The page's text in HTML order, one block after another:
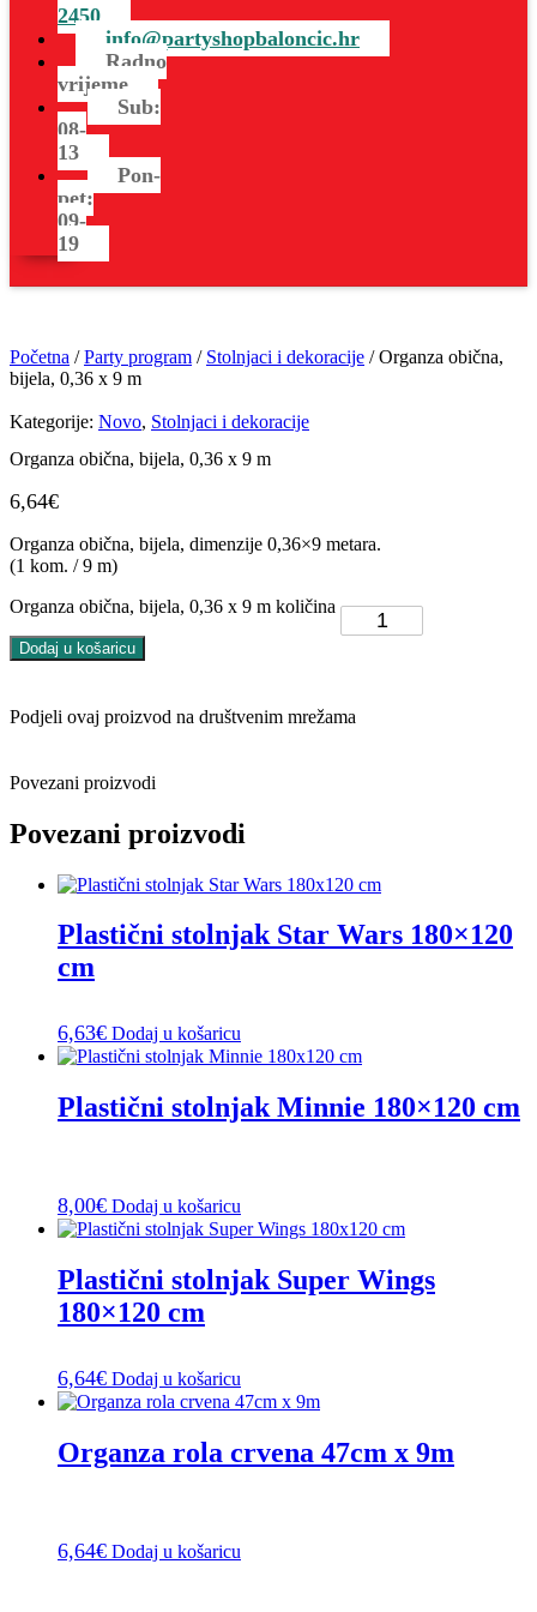
2450
info@partyshopbaloncic.hr
Radno
vrijeme
Sub:
08-
13
Pon-
pet:
09-
19
Početna /Party program / Stolnjaci i dekoracije / Organza obična,
bijela, 0,36 x 9 m
Kategorije: Novo, Stolnjaci i dekoracije
Organza obična, bijela, 0,36 x 9 m
6,64€
Organza obična, bijela, dimenzije 0,36×9 metara.
(1 kom. / 9 m)
Organza obična, bijela, 0,36 x 9 m količina
Dodaj u košaricu
Podjeli ovaj proizvod na društvenim mrežama
Povezani proizvodi
Povezani proizvodi
Plastični stolnjak Star Wars 180×120
cm
6,63€ Dodaj u košaricu
Plastični stolnjak Minnie 180×120 cm
8,00€ Dodaj u košaricu
Plastični stolnjak Super Wings
180×120 cm
6,64€ Dodaj u košaricu
Organza rola crvena 47cm x 9m
6,64€ Dodaj u košaricu